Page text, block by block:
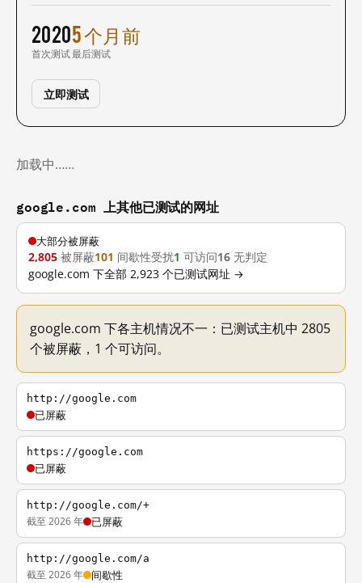
2020
首次测试
5 个月前
最后测试
立即测试
加载中……
google.com 上其他已测试的网址
大部分被屏蔽
2,805 被屏蔽101 间歇性受扰1 可访问16 无判定
google.com 下全部 2,923 个已测试网址 →
google.com 下各主机情况不一：已测试主机中 2805
个被屏蔽，1 个可访问。
http://google.com
已屏蔽
https://google.com
已屏蔽
http://google.com/+
截至 2026 年 已屏蔽
http://google.com/a
截至 2026 年 间歇性